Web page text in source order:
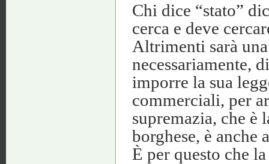
Chi dice “stato”
cerca e deve
Altrimenti sarà
necessariamente,
imporre la sua
commerciali, per
supremazia, che è
borghese, è anche
È per questo che